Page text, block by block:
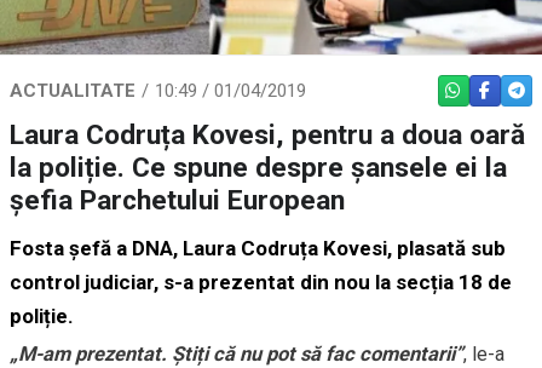
ACTUALITATE 10:49 / 01/04/2019 WHATSAPP
Laura Codruța Kovesi, pentru a doua oară
la poliție. Ce spune despre șansele ei la
șefia Parchetului European
Fosta șefă a DNA, Laura Codruța Kovesi, plasată sub
control judiciar, s-a prezentat din nou la secția 18 de
poliție.
„M-am prezentat. Știți că nu pot să fac comentarii”, le-a